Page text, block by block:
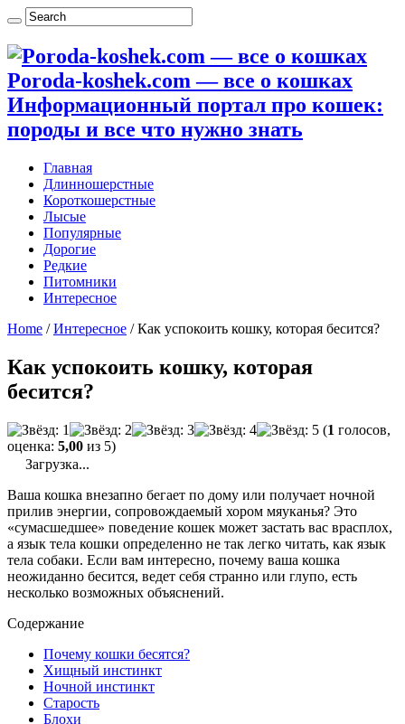
Poroda-koshek.com — все о кошках
Информационный портал про кошек:
породы и все что нужно знать
Главная
Длинношерстные
Короткошерстные
Лысые
Популярные
Дорогие
Редкие
Питомники
Интересное
Home / Интересное / Как успокоить кошку, которая бесится?
Как успокоить кошку, которая
бесится?
(1 голосов,
оценка: 5,00 из 5)
Загрузка...
Ваша кошка внезапно бегает по дому или получает ночной
прилив энергии, сопровождаемый хором мяуканья? Это
«сумасшедшее» поведение кошек может застать вас врасплох,
а язык тела кошки определенно не так легко читать, как язык
тела собаки. Если вам интересно, почему ваша кошка
неожиданно бесится, ведет себя странно или глупо, есть
несколько возможных объяснений.
Содержание
Почему кошки бесятся?
Хищный инстинкт
Ночной инстинкт
Старость
Блохи